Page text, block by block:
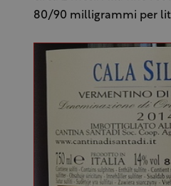
80/90 milligrammi per